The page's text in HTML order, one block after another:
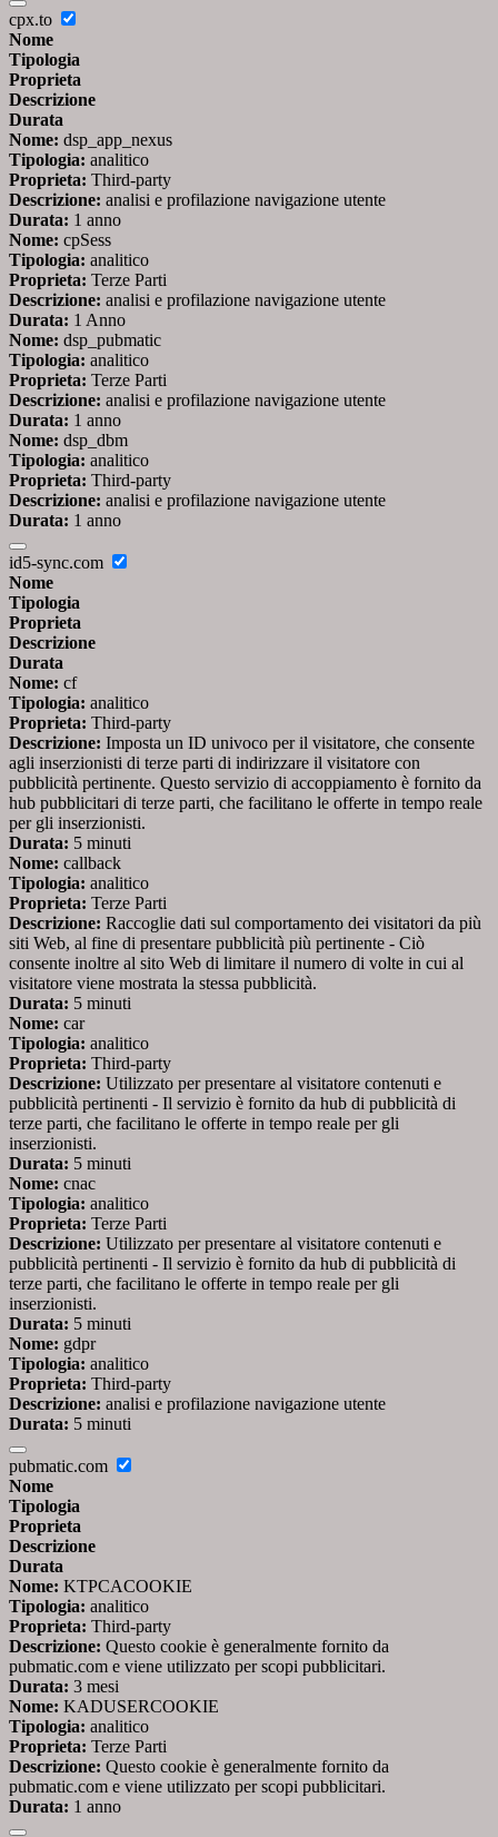
cpx.to
Nome
Tipologia
Proprieta
Descrizione
Durata
Nome: dsp_app_nexus
Tipologia: analitico
Proprieta: Third-party
Descrizione: analisi e profilazione navigazione utente
Durata: 1 anno
Nome: cpSess
Tipologia: analitico
Proprieta: Terze Parti
Descrizione: analisi e profilazione navigazione utente
Durata: 1 Anno
Nome: dsp_pubmatic
Tipologia: analitico
Proprieta: Terze Parti
Descrizione: analisi e profilazione navigazione utente
Durata: 1 anno
Nome: dsp_dbm
Tipologia: analitico
Proprieta: Third-party
Descrizione: analisi e profilazione navigazione utente
Durata: 1 anno
id5-sync.com
Nome
Tipologia
Proprieta
Descrizione
Durata
Nome: cf
Tipologia: analitico
Proprieta: Third-party
Descrizione: Imposta un ID univoco per il visitatore, che consente
agli inserzionisti di terze parti di indirizzare il visitatore con
pubblicità pertinente. Questo servizio di accoppiamento è fornito da
hub pubblicitari di terze parti, che facilitano le offerte in tempo reale
per gli inserzionisti.
Durata: 5 minuti
Nome: callback
Tipologia: analitico
Proprieta: Terze Parti
Descrizione: Raccoglie dati sul comportamento dei visitatori da più
siti Web, al fine di presentare pubblicità più pertinente - Ciò
consente inoltre al sito Web di limitare il numero di volte in cui al
visitatore viene mostrata la stessa pubblicità.
Durata: 5 minuti
Nome: car
Tipologia: analitico
Proprieta: Third-party
Descrizione: Utilizzato per presentare al visitatore contenuti e
pubblicità pertinenti - Il servizio è fornito da hub di pubblicità di
terze parti, che facilitano le offerte in tempo reale per gli
inserzionisti.
Durata: 5 minuti
Nome: cnac
Tipologia: analitico
Proprieta: Terze Parti
Descrizione: Utilizzato per presentare al visitatore contenuti e
pubblicità pertinenti - Il servizio è fornito da hub di pubblicità di
terze parti, che facilitano le offerte in tempo reale per gli
inserzionisti.
Durata: 5 minuti
Nome: gdpr
Tipologia: analitico
Proprieta: Third-party
Descrizione: analisi e profilazione navigazione utente
Durata: 5 minuti
pubmatic.com
Nome
Tipologia
Proprieta
Descrizione
Durata
Nome: KTPCACOOKIE
Tipologia: analitico
Proprieta: Third-party
Descrizione: Questo cookie è generalmente fornito da
pubmatic.com e viene utilizzato per scopi pubblicitari.
Durata: 3 mesi
Nome: KADUSERCOOKIE
Tipologia: analitico
Proprieta: Terze Parti
Descrizione: Questo cookie è generalmente fornito da
pubmatic.com e viene utilizzato per scopi pubblicitari.
Durata: 1 anno